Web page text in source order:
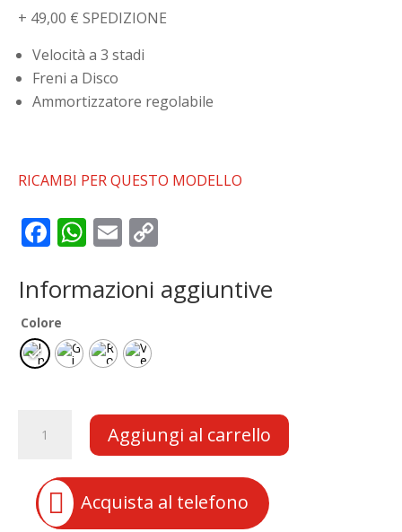
+ 49,00 € SPEDIZIONE
Velocità a 3 stadi
Freni a Disco
Ammortizzatore regolabile
RICAMBI PER QUESTO MODELLO
F
e
b
o
o
W
at
A
p
p
E
ai p
k
Informazioni aggiuntive
Colore
TORINO
1200W
BTF
Profile
Aggiungi al carrello
 Acquista al telefono